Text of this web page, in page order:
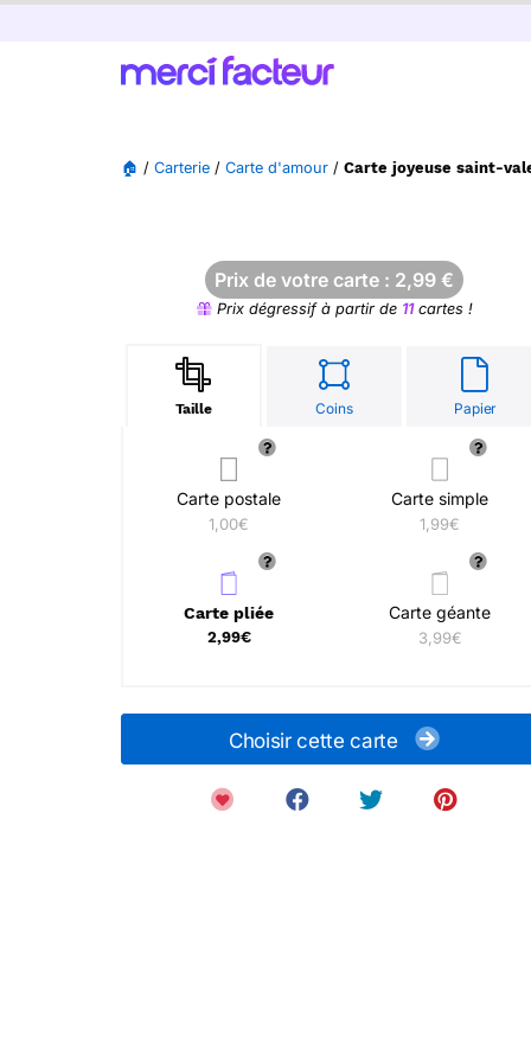
🏠 / Carterie / Carte d'amour / Carte joyeuse saint-
Prix de votre carte : 2,99 €
Prix dégressif à partir de 11cartes !
Taille Coins Papier
Carte postale
1,00€
Carte simple
1,99€
Carte pliée
2,99€
Carte géante
3,99€
Choisir cette carte